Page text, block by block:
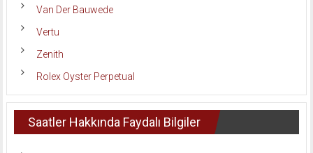
Van Der Bauwede
Vertu
Zenith
Rolex Oyster Perpetual
Saatler Hakkında Faydalı Bilgiler